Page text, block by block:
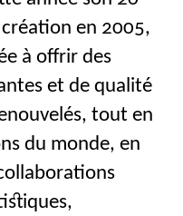
en 2005,
à offrir des
et de qualité
tout en
du monde, en